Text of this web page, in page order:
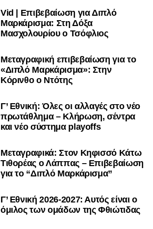
Vid | Επιβεβαίωση για Διπλό
Μαρκάρισμα: Στη Δόξα
Μασχολουρίου ο Τσόφλιος
Μεταγραφική επιβεβαίωση για το
«Διπλό Μαρκάρισμα»: Στην
Κόρινθο ο Ντότης
Γ’ Εθνική: Όλες οι αλλαγές στο νέο
πρωτάθλημα – Κλήρωση, σέντρα
και νέο σύστημα playoffs
Μεταγραφικά: Στον Κηφισσό Κάτω
Τιθορέας ο Λάππας – Επιβεβαίωση
για το “Διπλό Μαρκάρισμα”
Γ’ Εθνική 2026-2027: Αυτός είναι ο
όμιλος των ομάδων της Φθιώτιδας